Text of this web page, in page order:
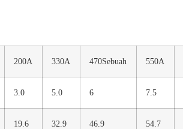
200A 330A 470Sebuah 550A
3.0 5.0 6 7.5
19.6 32.9 46.9 54.7